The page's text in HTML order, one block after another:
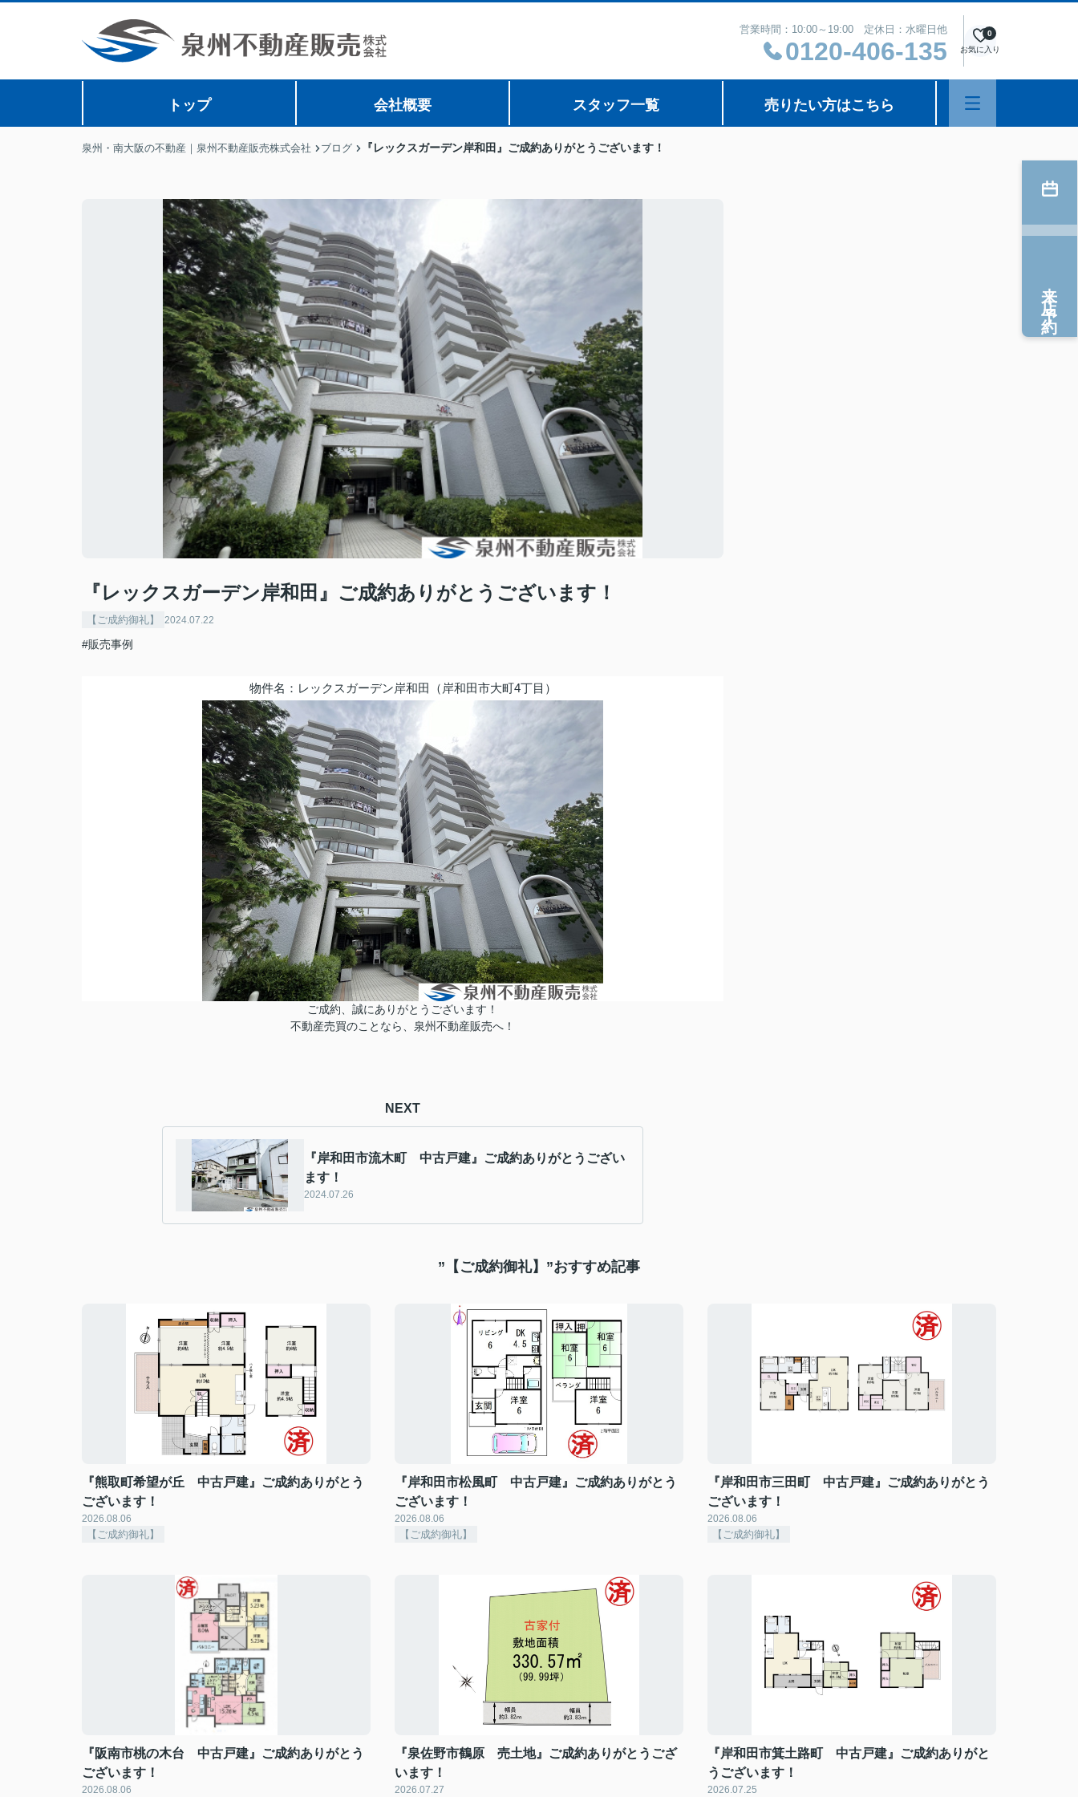
営業時間：10:00～19:00 定休日：水曜日他
0120-406-135 お気に入り
0
トップ 会社概要 スタッフ一覧 売りたい方はこちら
泉州・南大阪の不動産｜泉州不動産販売株式会社 ブログ 『レックスガーデン岸和田』ご成約ありがとうございます！
『レックスガーデン岸和田』ご成約ありがとうございます！
【ご成約御礼】 2024.07.22
#販売事例
物件名：レックスガーデン岸和田（岸和田市大町4丁目 ）
ご成約、誠にありがとうございます！
不動産売買のことなら、泉州不動産販売へ！
NEXT
『岸和田市流木町 中古戸建』ご成約ありがとうござい
ます！
2024.07.26
”【ご成約御礼】”おすすめ記事
『熊取町希望が丘 中古戸建』ご成約ありがとう
ございます！
2026.08.06
【ご成約御礼】
『岸和田市松風町 中古戸建』ご成約ありがとう
ございます！
2026.08.06
【ご成約御礼】
『岸和田市三田町 中古戸建』ご成約ありがとう
ございます！
2026.08.06
【ご成約御礼】
『阪南市桃の木台 中古戸建』ご成約ありがとう
ございます！
2026.08.06
『泉佐野市鶴原 売土地』ご成約ありがとうござ
います！
2026.07.27
『岸和田市箕土路町 中古戸建』ご成約ありがと
うございます！
2026.07.25
来店予約